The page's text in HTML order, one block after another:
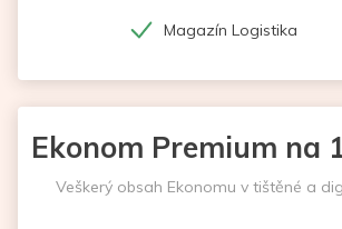
Magazín Logistika
Ekonom Premium na
Veškerý obsah Ekonomu v tištěné a